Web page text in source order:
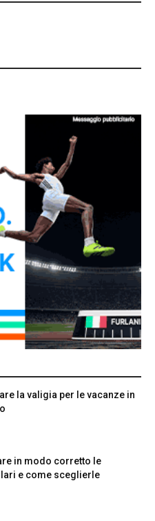
la valigia per le vacanze in
in modo corretto le
e come sceglierle